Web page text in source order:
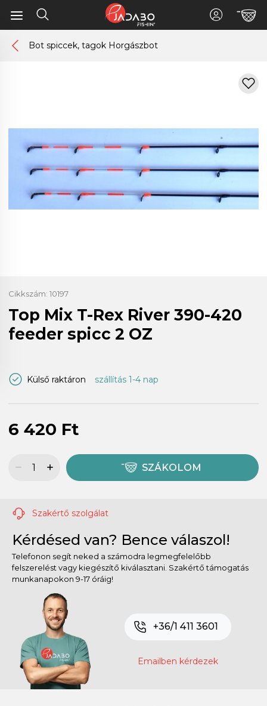
Bot spiccek, tagok Horgászbot
Cikkszám: 10197
Top Mix T-Rex River 390-420
feeder spicc 2 OZ
Külső raktáron szállítás 1-4 nap
6 420 Ft
SZÁKOLOM
Szakértő szolgálat
Kérdésed van? Bence válaszol!
Telefonon segít neked a számodra legmegfelelőbb
felszerelést vagy kiegészítő kiválasztani. Szakértő támogatás
munkanapokon 9-17 óráig!
+36/1 411 3601
Emailben kérdezek